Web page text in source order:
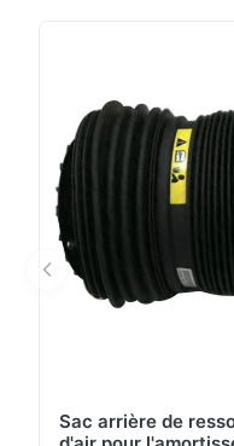
piston 2 . Garantie de
Sac arrière de